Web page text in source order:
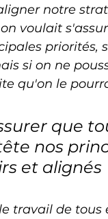
notre
voulait
priorités,
si on ne
qu'on le
que
nos
et alignés
travail de